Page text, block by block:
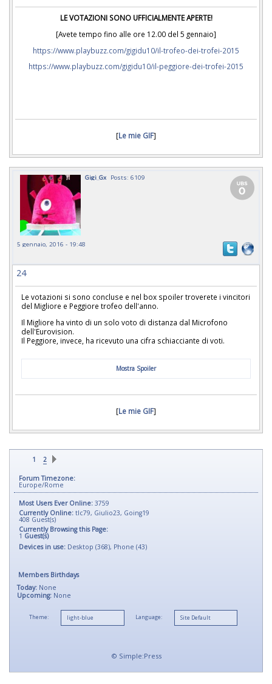
LE VOTAZIONI SONO UFFICIALMENTE APERTE!
[Avete tempo fino alle ore 12.00 del 5 gennaio]
https://www.playbuzz.com/gigidu10/il-trofeo-dei-trofei-2015
https://www.playbuzz.com/gigidu10/il-peggiore-dei-trofei-2015
[Le mie GIF]
Gigi_Gx Posts: 6109
5 gennaio, 2016 - 19:48
24
Le votazioni si sono concluse e nel box spoiler troverete i vincitori
del Migliore e Peggiore trofeo dell'anno.
Il Migliore ha vinto di un solo voto di distanza dal Microfono
dell'Eurovision.
Il Peggiore, invece, ha ricevuto una cifra schiacciante di voti.
Mostra Spoiler
[Le mie GIF]
1 2
Forum Timezone:
Europe/Rome
Most Users Ever Online: 3759
Currently Online: tlc79, Giulio23, Going19
408 Guest(s)
Currently Browsing this Page:
1 Guest(s)
Devices in use: Desktop (368), Phone (43)
Members Birthdays
Today: None
Upcoming: None
Theme: Language:
© Simple:Press